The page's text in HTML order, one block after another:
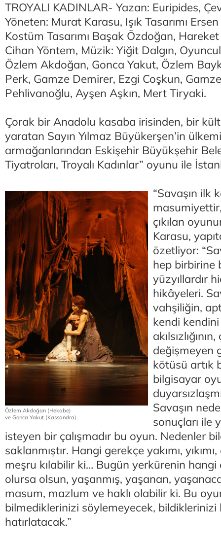
TROYALI KADINLAR- Yazan: Euripides,
Yöneten: Murat Karasu, Işık Tasarımı
Kostüm Tasarımı Başak Özdoğan,
Cihan Yöntem, Müzik: Yiğit Dalgın,
Özlem Akdoğan, Gonca Yakut, Özlem
Perk, Gamze Demirer, Ezgi Coşkun, Gamze
Pehlivanoğlu, Ayşen Aşkın, Mert Tiryaki.
Çorak bir Anadolu kasaba irisinden, bir
yaratan Sayın Yılmaz Büyükerşen’in
armağanlarından Eskişehir Büyükşehir
Tiyatroları, Troyalı Kadınlar” oyunu ile
Özlem Akdoğan (Hekabe)
ve Gonca Yakut (Kassandra).
“Savaşın ilk
çıkılan
Karasu,
özetliyor:
hep birbirine
yüzyıllardır
hikâyeleri.
vahşiliğin,
kendi
akılsızlığının,
değişmeyen
kötüsü artık
bilgisayar
Savaşın
sonuçları ile
isteyen bir çalışmadır bu oyun. Nedenler
saklanmıştır. Hangi gerekçe yakımı,
meşru kılabilir ki… Bugün yerkürenin hangi
olursa olsun, yaşanmış, yaşanan,
masum, mazlum ve haklı olabilir ki. Bu
bilmediklerinizi söylemeyecek,
hatırlatacak.”